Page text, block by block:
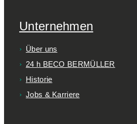
Unternehmen
Über uns
24 h BECO BERMÜLLER
Historie
Jobs & Karriere